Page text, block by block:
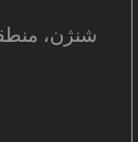
شنژن،